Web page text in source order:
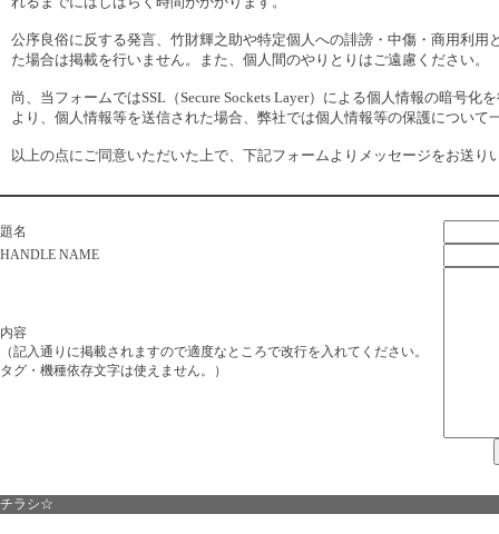
公序良俗に反する発言、竹財輝之助や特定個人への誹謗・中傷・商用利
た場合は掲載を行いません。また、個人間のやりとりはご遠慮ください。
尚、当フォームではSSL（Secure Sockets Layer）による個人情報の暗号
より、個人情報等を送信された場合、弊社では個人情報等の保護につい
以上の点にご同意いただいた上で、下記フォームよりメッセージをお送り
題名
HANDLE NAME
内容
（記入通りに掲載されますので適度なところで改行を入れてください。
タグ・機種依存文字は使えません。）
チラシ☆